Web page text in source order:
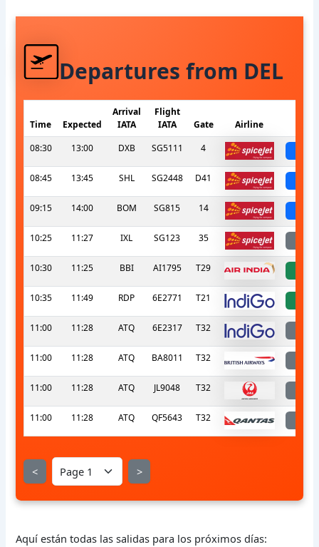
Departures from DEL
Time Expected
Arrival
IATA
Flight
IATA
Gate Airline
08:30
13:00 DXB SG5111 4
08:45 13:45 SHL SG2448 D41
09:15 14:00 BOM SG815 14
10:25 11:27 IXL SG123 35
10:30 11:25 BBI AI1795 T29
10:35 11:49 RDP 6E2771 T21
11:00 11:28 ATQ 6E2317 T32
11:00 11:28 ATQ BA8011 T32
11:00 11:28 ATQ JL9048 T32
11:00 11:28 ATQ QF5643 T32
< >
Aquí están todas las salidas para los próximos días: